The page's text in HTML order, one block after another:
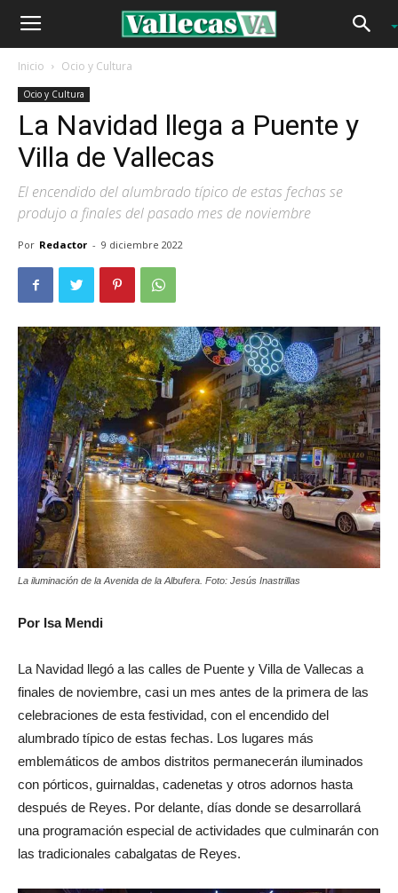
Inicio Ocio y Cultura
Ocio y Cultura
La Navidad llega a Puente y
Villa de Vallecas
El encendido del alumbrado típico de estas fechas se
produjo a finales del pasado mes de noviembre
Por Redactor - 9 diciembre 2022
La iluminación de la Avenida de la Albufera. Foto: Jesús Inastrillas
Por Isa Mendi
La Navidad llegó a las calles de Puente y Villa de Vallecas a
finales de noviembre, casi un mes antes de la primera de las
celebraciones de esta festividad, con el encendido del
alumbrado típico de estas fechas. Los lugares más
emblemáticos de ambos distritos permanecerán iluminados
con pórticos, guirnaldas, cadenetas y otros adornos hasta
después de Reyes. Por delante, días donde se desarrollará
una programación especial de actividades que culminarán con
las tradicionales cabalgatas de Reyes.